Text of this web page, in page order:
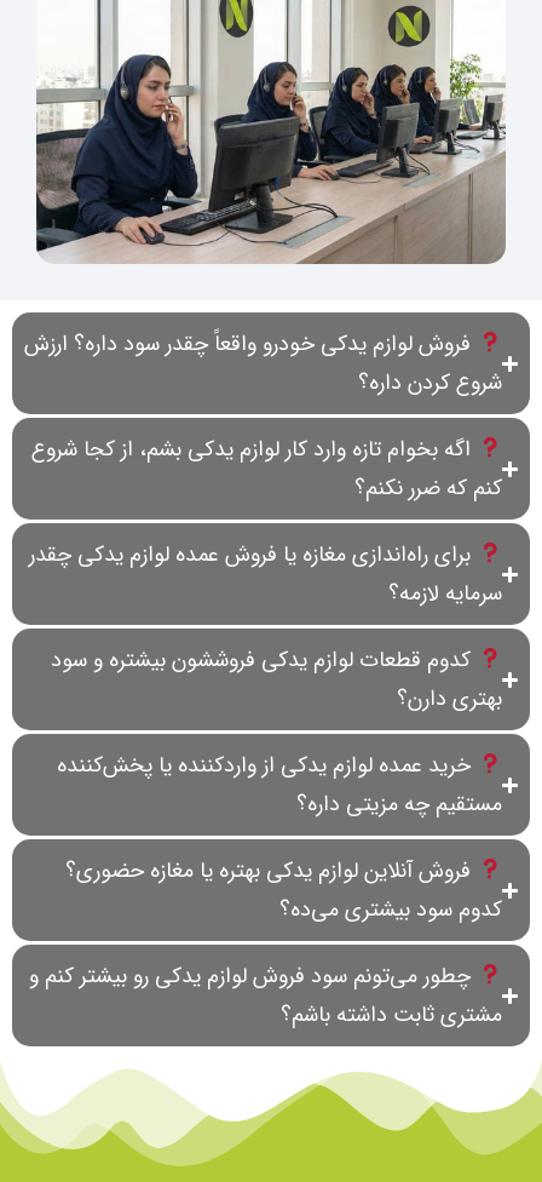
فروش لوازم یدکی خودرو واقعاً چقدر سود داره؟ ارزش
شروع کردن داره؟
اگه بخوام تازه وارد کار لوازم یدکی بشم، از کجا شروع
کنم که ضرر نکنم؟
برای راه‌اندازی مغازه یا فروش عمده لوازم یدکی چقدر
سرمایه لازمه؟
کدوم قطعات لوازم یدکی فروششون بیشتره و سود
بهتری دارن؟
خرید عمده لوازم یدکی از واردکننده یا پخش‌کننده
مستقیم چه مزیتی داره؟
فروش آنلاین لوازم یدکی بهتره یا مغازه حضوری؟
کدوم سود بیشتری می‌ده؟
چطور می‌تونم سود فروش لوازم یدکی رو بیشتر کنم و
مشتری ثابت داشته باشم؟